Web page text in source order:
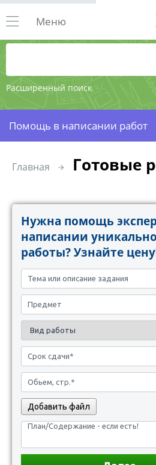
Расширенный поиск
Меню
Помощь в написании работ
Главная Готовые
Нужна помощь
написании
работы? Узнайте
Добавить файл